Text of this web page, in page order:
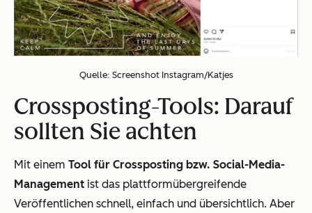
Quelle: Screenshot Instagram/Katjes
Crossposting-Tools: Darauf
sollten Sie achten
Mit einem Tool für Crossposting bzw. Social-Media-
Management ist das plattformübergreifende
Veröffentlichen schnell, einfach und übersichtlich. Aber